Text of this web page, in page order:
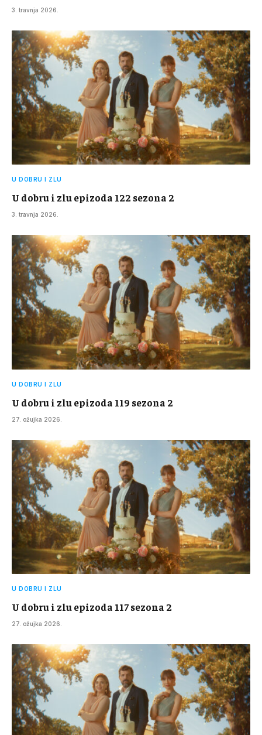
3. travnja 2026.
U DOBRU I ZLU
U dobru i zlu epizoda 122 sezona 2
3. travnja 2026.
U DOBRU I ZLU
U dobru i zlu epizoda 119 sezona 2
27. ožujka 2026.
U DOBRU I ZLU
U dobru i zlu epizoda 117 sezona 2
27. ožujka 2026.